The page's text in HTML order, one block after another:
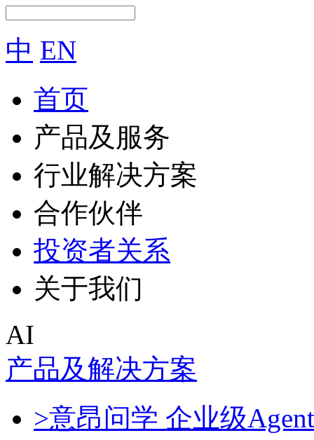
中 EN
首页
产品及服务
行业解决方案
合作伙伴
投资者关系
关于我们
AI
产品及解决方案
>意昂问学 企业级